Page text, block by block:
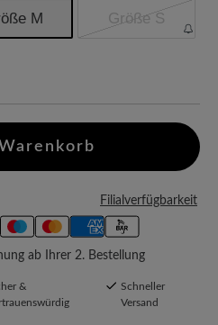
M Größe S
Filialverfügbarkeit
ab Ihrer 2. Bestellung
&
Schneller
Versand